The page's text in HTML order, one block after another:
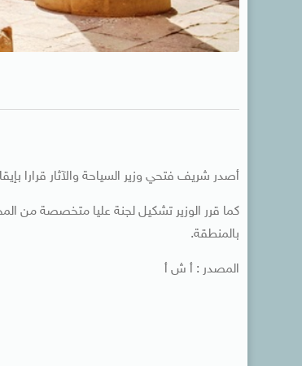
أصدر شريف فتحي وزير السياحة والآثار قرارا
كما قرر الوزير تشكيل لجنة عليا متخصصة من
بالمنطقة.
المصدر : أ ش أ